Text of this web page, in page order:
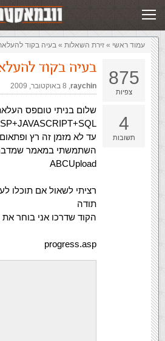
זירת השאלות
עמוד ראשי » ‏זירת השאלות‏ » בעיה בקוד
875
צפיות
4
תשובות
בעיה בקוד
raychin
,‏ 8 באוקטובר, 2009
שלום בניתי טוםפס
עד לא מזמן זה רץ
השתמשתי במאמר
ABCUpload
רציתי לשאול אם תוכלו
תודה
הקוד שדרכו אני בוחר
progress.asp